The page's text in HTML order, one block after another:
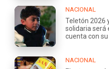
NACIONAL
Teletón 2026
solidaria será
cuenta con
NACIONAL